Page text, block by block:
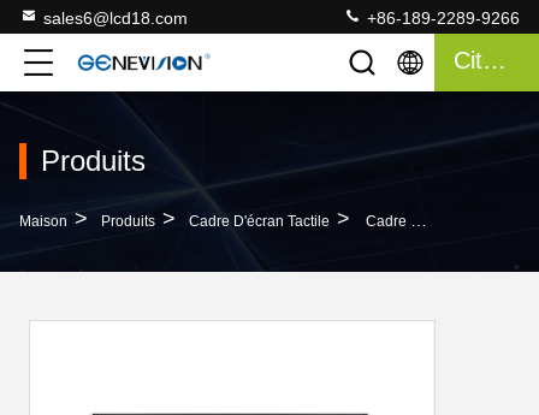
sales6@lcd18.com +86-189-2289-9266
Citation
Produits
Maison > Produits > Cadre D'écran Tactile > Cadre D'écran Tactile Visuel De Mur 153" De Grande Taille Superbe Pour 3X2 Moniteur De Mur De 49 Pouces